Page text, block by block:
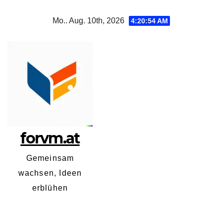
Mo.. Aug. 10th, 2026 4:20:55 AM
forvm.at
Gemeinsam
wachsen, Ideen
erblühen